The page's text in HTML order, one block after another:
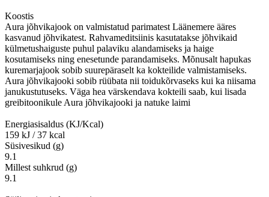
Koostis
Aura jõhvikajook on valmistatud parimatest Läänemere ääres
kasvanud jõhvikatest. Rahvameditsiinis kasutatakse jõhvikaid
külmetushaiguste puhul palaviku alandamiseks ja haige
kosutamiseks ning enesetunde parandamiseks. Mõnusalt hapukas
kuremarjajook sobib suurepäraselt ka kokteilide valmistamiseks.
Aura jõhvikajooki sobib rüübata nii toidukõrvaseks kui ka niisama
janukustutuseks. Väga hea värskendava kokteili saab, kui lisada
greibitoonikule Aura jõhvikajooki ja natuke laimi
Energiasisaldus (KJ/Kcal)
159 kJ / 37 kcal
Süsivesikud (g)
9.1
Millest suhkrud (g)
9.1